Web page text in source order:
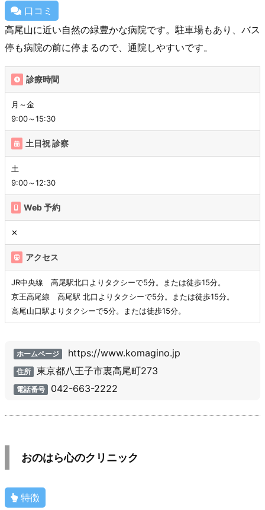
口コミ
高尾山に近い自然の緑豊かな病院です。駐車場もあり、バス
停も病院の前に停まるので、通院しやすいです。
診療時間
月～金
9:00～15:30
土日祝 診察
土
9:00～12:30
Web 予約
✕
アクセス
JR中央線 高尾駅北口よりタクシーで5分。または徒歩15分。
京王高尾線 高尾駅 北口よりタクシーで5分。または徒歩15分。
高尾山口駅よりタクシーで5分。または徒歩15分。
ホームページ https://www.komagino.jp
住所 東京都八王子市裏高尾町273
電話番号 042-663-2222
おのはら心のクリニック
特徴